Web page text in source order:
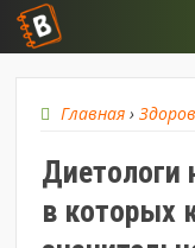
Главная ›
Диетологи
в которых